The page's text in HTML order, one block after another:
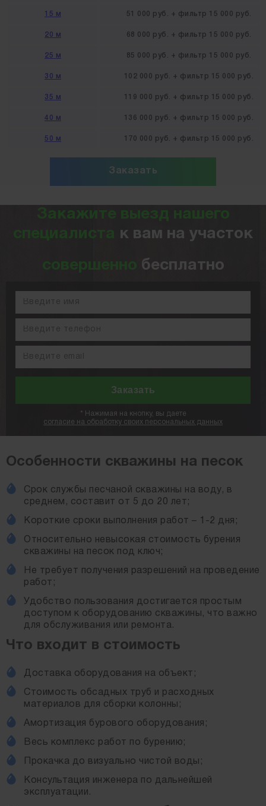
15 м 51 000 руб. + фильтр 15 000 руб.
20 м 68 000 руб. + фильтр 15 000 руб.
25 м 85 000 руб. + фильтр 15 000 руб.
30 м 102 000 руб. + фильтр 15 000 руб.
35 м 119 000 руб. + фильтр 15 000 руб.
40 м 136 000 руб. + фильтр 15 000 руб.
50 м 170 000 руб. + фильтр 15 000 руб.
Заказать
Закажите выезд нашего
специалиста к вам на участок
совершенно бесплатно
* Нажимая на кнопку, вы даете
согласие на обработку своих персональных данных
Особенности скважины на песок
Срок службы песчаной скважины на воду, в
среднем, составит от 5 до 20 лет;
Короткие сроки выполнения работ – 1-2 дня;
Относительно невысокая стоимость бурения
скважины на песок под ключ;
Не требует получения разрешений на проведение
работ;
Удобство пользования достигается простым
доступом к оборудованию скважины, что важно
для обслуживания или ремонта.
Что входит в стоимость
Доставка оборудования на объект;
Стоимость обсадных труб и расходных
материалов для сборки колонны;
Амортизация бурового оборудования;
Весь комплекс работ по бурению;
Прокачка до визуально чистой воды;
Консультация инженера по дальнейшей
эксплуатации.